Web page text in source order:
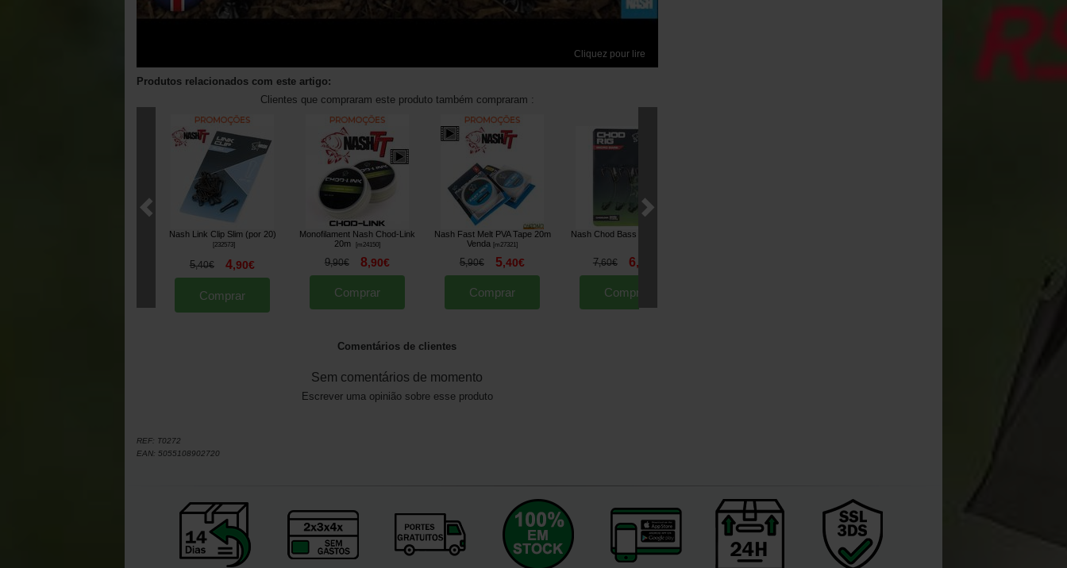
Cliquez pour lire
Produtos relacionados com este artigo:
Clientes que compraram este produto também compraram :
Nash Link Clip Slim (por 20)
232573]
5,40€ 4,90€
Comprar
Monofilament Nash Chod-Link
20m
[m24150]
9,90€ 8,90€
Comprar
Nash Fast Melt PVA Tape 20m
Venda
[m27321]
5,90€ 5,40€
Comprar
Nash Chod Bass Line
7,60€ 6,
Comprar
Comentários de clientes
Sem comentários de momento
Escrever uma opinião sobre esse produto
REF: T0272
EAN: 5055108902720